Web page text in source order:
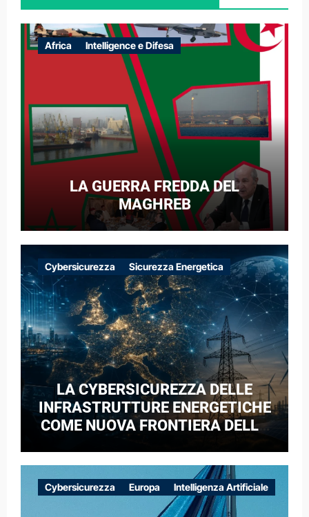
Africa Intelligence e Difesa
LA GUERRA FREDDA DEL
MAGHREB
Cybersicurezza Sicurezza Energetica
LA CYBERSICUREZZA DELLE
INFRASTRUTTURE ENERGETICHE
COME NUOVA FRONTIERA DELLA
CASO DELLE RETI ELETTRICHE
EUROPEE NEL CONTESTO DELLA
GUERRA IBRIDA
Cybersicurezza Europa Intelligenza Artificiale